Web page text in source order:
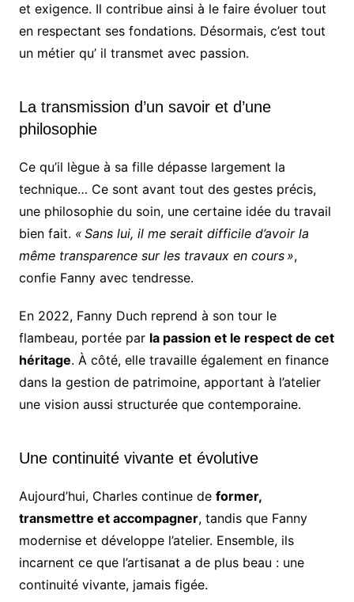
et exigence. Il contribue ainsi à le faire évoluer tout
en respectant ses fondations. Désormais, c’est tout
un métier qu’ il transmet avec passion.
La transmission d’un savoir et d’une
philosophie
Ce qu’il lègue à sa fille dépasse largement la
technique… Ce sont avant tout des gestes précis,
une philosophie du soin, une certaine idée du travail
bien fait. « Sans lui, il me serait difficile d’avoir la
même transparence sur les travaux en cours »,
confie Fanny avec tendresse.
En 2022, Fanny Duch reprend à son tour le
flambeau, portée par la passion et le respect de cet
héritage. À côté, elle travaille également en finance
dans la gestion de patrimoine, apportant à l’atelier
une vision aussi structurée que contemporaine.
Une continuité vivante et évolutive
Aujourd’hui, Charles continue de former,
transmettre et accompagner, tandis que Fanny
modernise et développe l’atelier. Ensemble, ils
incarnent ce que l’artisanat a de plus beau : une
continuité vivante, jamais figée.